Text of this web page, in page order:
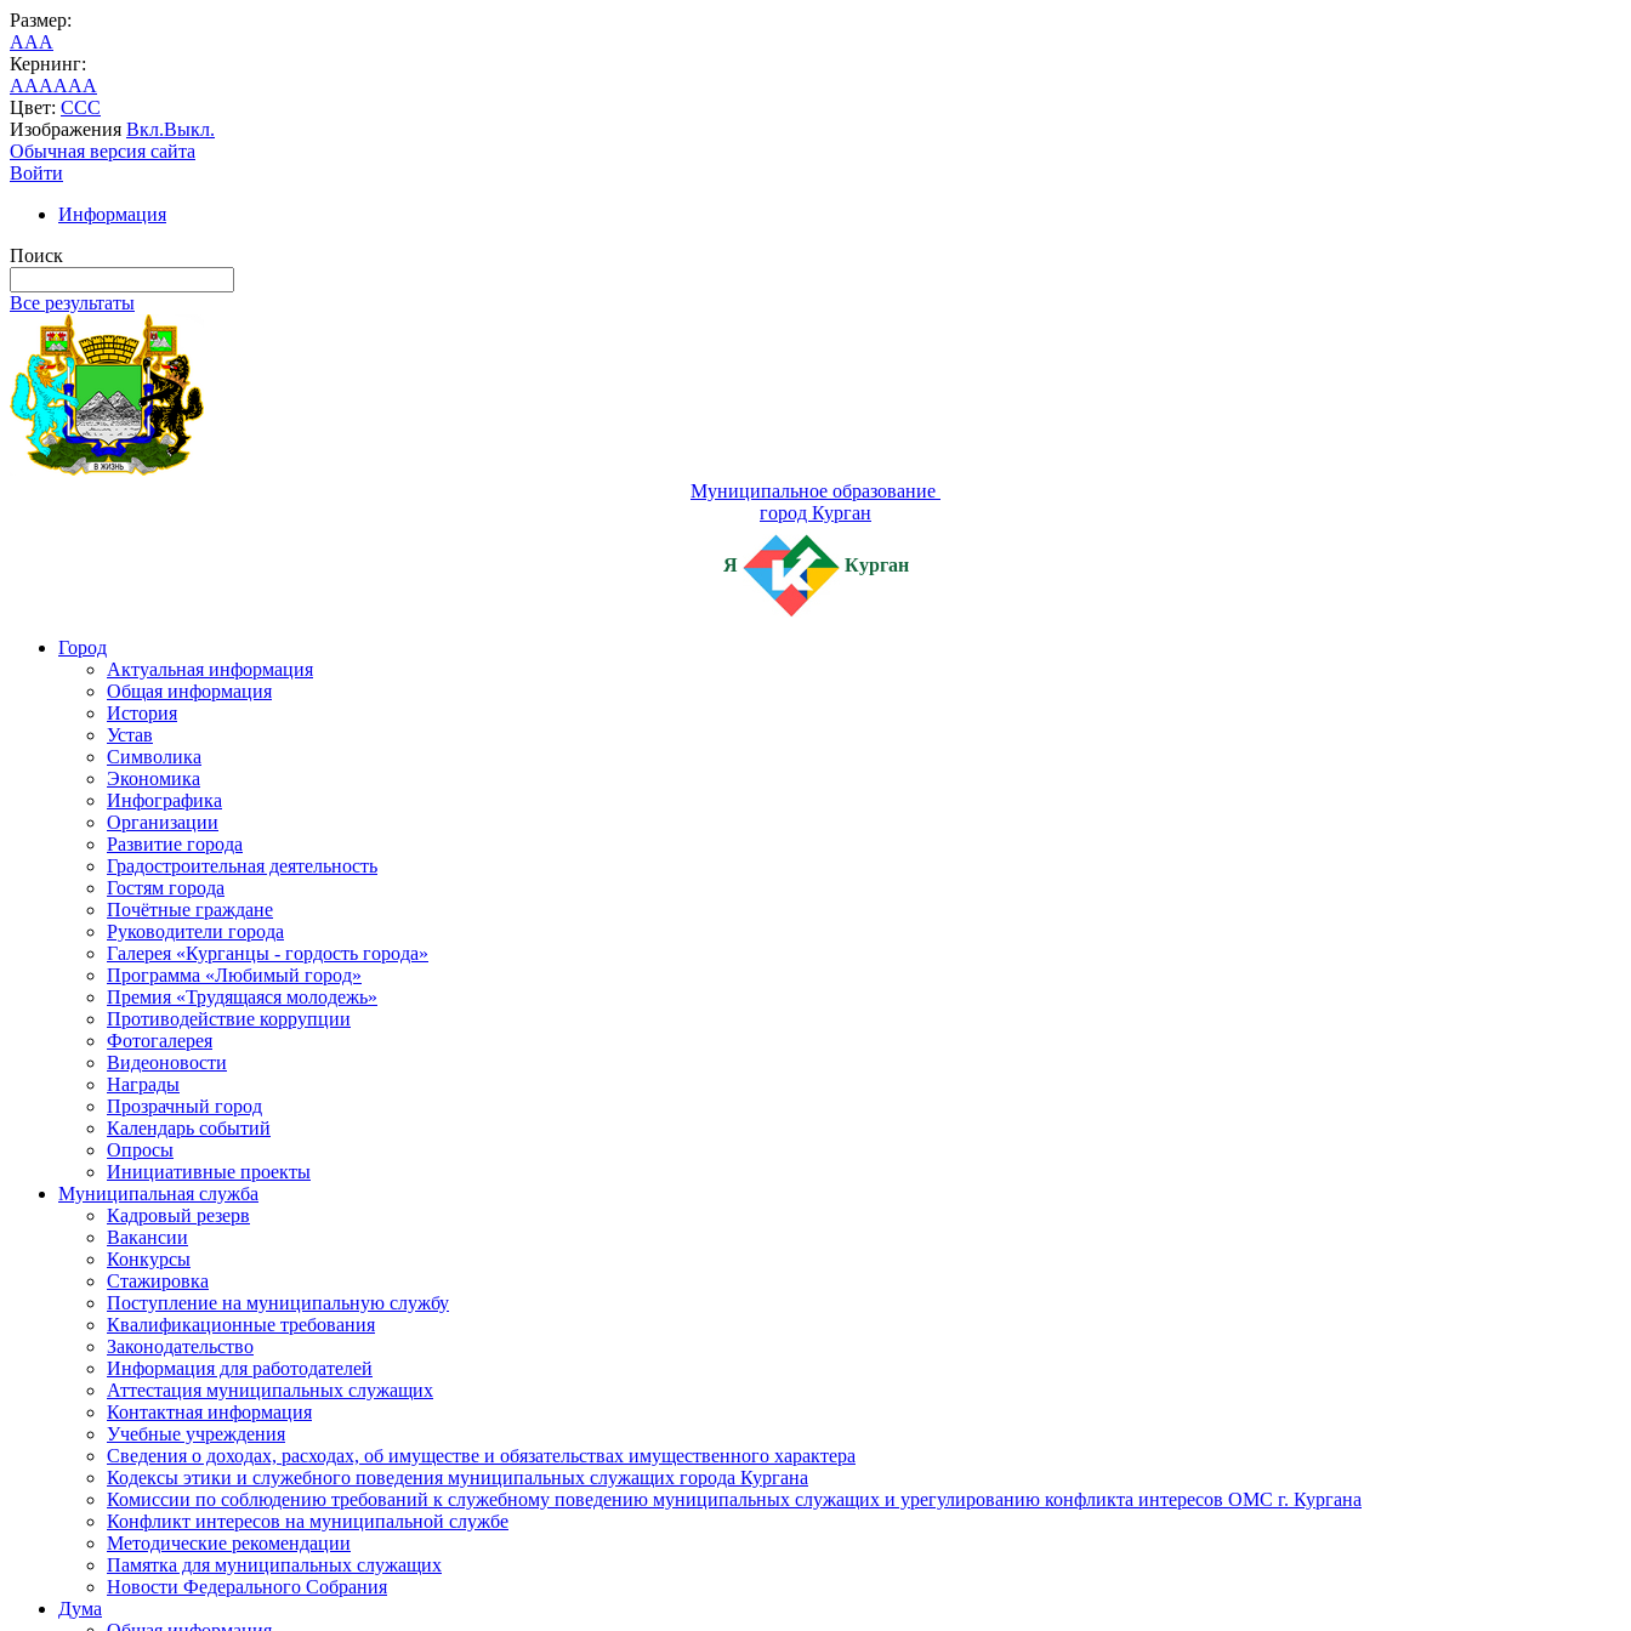
Размер:
AAA
Кернинг:
AAAAAA
Цвет: CCC
Изображения Вкл.Выкл.
Обычная версия сайта
Войти
Информация
Поиск
Все результаты
Муниципальное образование
город Курган
Я Курган
Город
Актуальная информация
Общая информация
История
Устав
Символика
Экономика
Инфографика
Организации
Развитие города
Градостроительная деятельность
Гостям города
Почётные граждане
Руководители города
Галерея «Курганцы - гордость города»
Программа «Любимый город»
Премия «Трудящаяся молодежь»
Противодействие коррупции
Фотогалерея
Видеоновости
Награды
Прозрачный город
Календарь событий
Опросы
Инициативные проекты
Муниципальная служба
Кадровый резерв
Вакансии
Конкурсы
Стажировка
Поступление на муниципальную службу
Квалификационные требования
Законодательство
Информация для работодателей
Аттестация муниципальных служащих
Контактная информация
Учебные учреждения
Сведения о доходах, расходах, об имуществе и обязательствах имущественного характера
Кодексы этики и служебного поведения муниципальных служащих города Кургана
Комиссии по соблюдению требований к служебному поведению муниципальных служащих и урегулированию конфликта интересов ОМС г. Кургана
Конфликт интересов на муниципальной службе
Методические рекомендации
Памятка для муниципальных служащих
Новости Федерального Cобрания
Дума